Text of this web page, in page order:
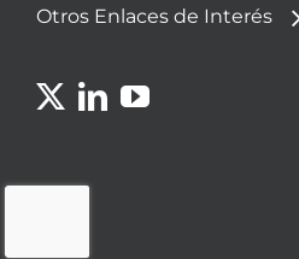
Otros Enlaces de Interés